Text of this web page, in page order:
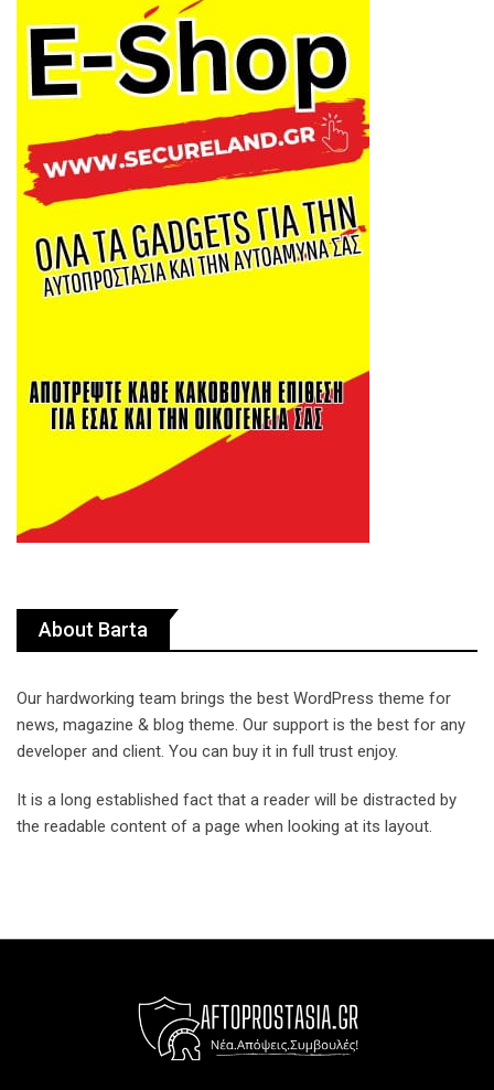
About Barta
Our hardworking team brings the best WordPress theme for
news, magazine & blog theme. Our support is the best for any
developer and client. You can buy it in full trust enjoy.
It is a long established fact that a reader will be distracted by
the readable content of a page when looking at its layout.